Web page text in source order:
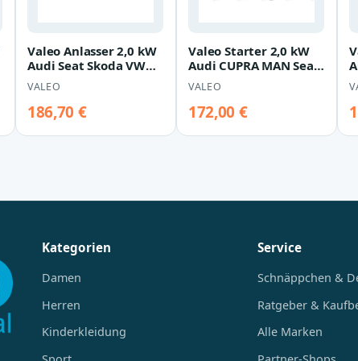
Valeo Anlasser 2,0 kW
Audi Seat Skoda VW
458788
VALEO
186,70 €
Valeo Starter 2,0 kW
Audi CUPRA MAN Seat
Skoda VW
VALEO
172,00 €
Kategorien
Damen
Herren
Kinderkleidung
Service
Schnäppchen &
Ratgeber &
Alle Marken